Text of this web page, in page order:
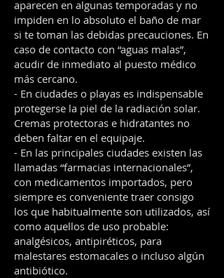
aparecen en algunas temporadas y no
impiden en lo absoluto el baño de mar
si te toman las debidas precauciones. En
caso de contacto con “aguas malas”,
acudir de inmediato al puesto médico
más cercano.
- En ciudades o playas es indispensable
protegerse la piel de la radiación solar.
Cremas protectoras e hidratantes no
deben faltar en el equipaje.
- En las principales ciudades existen las
llamadas “farmacias internacionales”,
con medicamentos importados, pero
siempre es conveniente traer consigo
los que habitualmente son utilizados, así
como aquellos de uso probable:
analgésicos, antipiréticos, para
malestares estomacales o incluso algún
antibiótico.